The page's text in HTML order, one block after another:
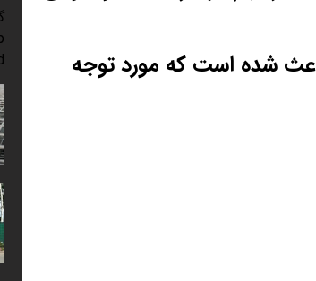
شده است که مورد توجه